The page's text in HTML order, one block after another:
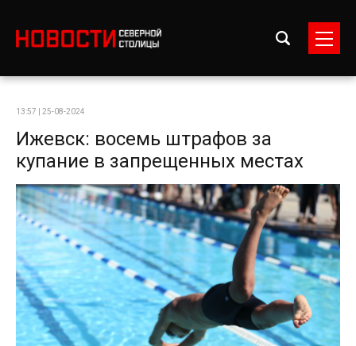
13:57 | 25-08-2024
Ижевск: восемь штрафов за
купание в запрещенных местах